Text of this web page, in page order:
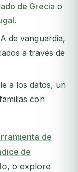
de Grecia o
.
de vanguardia,
a través de
a los datos, un
con
de
de
, o explore